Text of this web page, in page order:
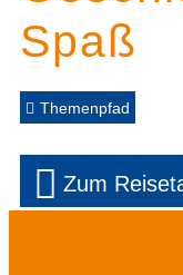
Spaß
Themenpfad
Zum